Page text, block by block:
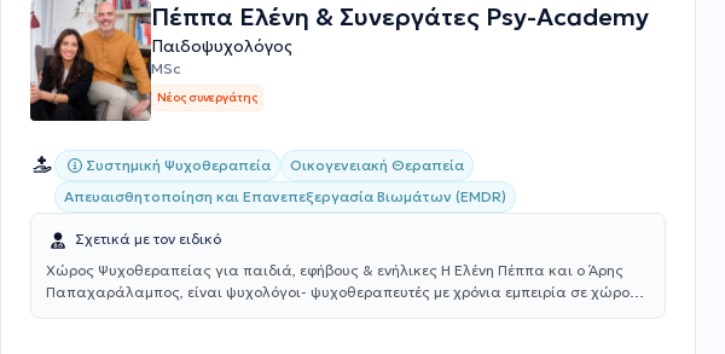
Πέππα Ελένη & Συνεργάτες Psy-Academy
Παιδοψυχολόγος
MSc
Νέος συνεργάτης
Συστημική Ψυχοθεραπεία
Οικογενειακή Θεραπεία
Απευαισθητοποίηση και Επανεπεξεργασία Βιωμάτων (EMDR)
Σχετικά με τον ειδικό
Χώρος Ψυχοθεραπείας για παιδιά, εφήβους & ενήλικες Η Ελένη Πέππα και ο Άρης
Παπαχαράλαμπος, είναι ψυχολόγοι- ψυχοθεραπευτές με χρόνια εμπειρία σε χώρους